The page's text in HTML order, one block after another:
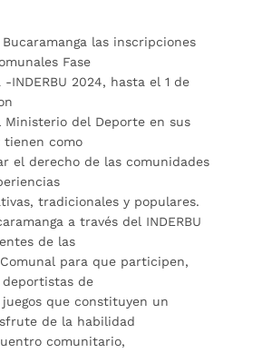
las inscripciones
Fase
INDERBU 2024, hasta el 1 de
Ministerio del Deporte en sus
tienen como
el derecho de las comunidades
tradicionales y populares.
a través del INDERBU
de las
para que participen,
de
que constituyen un
de la habilidad
comunitario,